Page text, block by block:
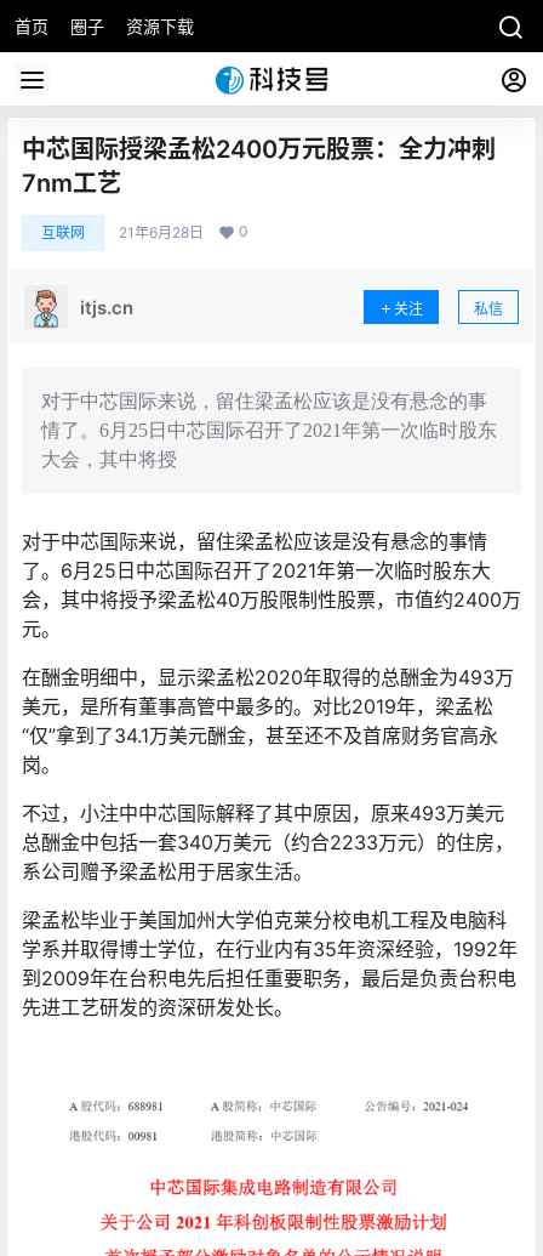
首页 圈子 资源下载
中芯国际授梁孟松2400万元股票：全力冲刺
7nm工艺
互联网 21年6月28日 0
itjs.cn 关注 私信
对于中芯国际来说，留住梁孟松应该是没有悬念的事
情了。6月25日中芯国际召开了2021年第一次临时股东
大会，其中将授
对于中芯国际来说，留住梁孟松应该是没有悬念的事情
了。6月25日中芯国际召开了2021年第一次临时股东大
会，其中将授予梁孟松40万股限制性股票，市值约2400万
元。
在酬金明细中，显示梁孟松2020年取得的总酬金为493万
美元，是所有董事高管中最多的。对比2019年，梁孟松
“仅”拿到了34.1万美元酬金，甚至还不及首席财务官高永
岗。
不过，小注中中芯国际解释了其中原因，原来493万美元
总酬金中包括一套340万美元（约合2233万元）的住房，
系公司赠予梁孟松用于居家生活。
梁孟松毕业于美国加州大学伯克莱分校电机工程及电脑科
学系并取得博士学位，在行业内有35年资深经验，1992年
到2009年在台积电先后担任重要职务，最后是负责台积电
先进工艺研发的资深研发处长。